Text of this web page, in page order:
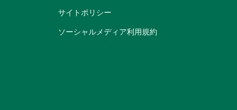
サイトポリシー
ソーシャルメディア利用規約